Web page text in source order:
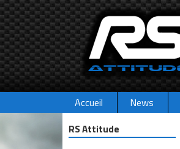
Accueil News
RS Attitude